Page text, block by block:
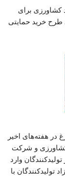
کشاورزی برای
طرح خرید حمایتی
در هفته‌های اخیر
و شرکت
وارد
تولیدکنندگان با